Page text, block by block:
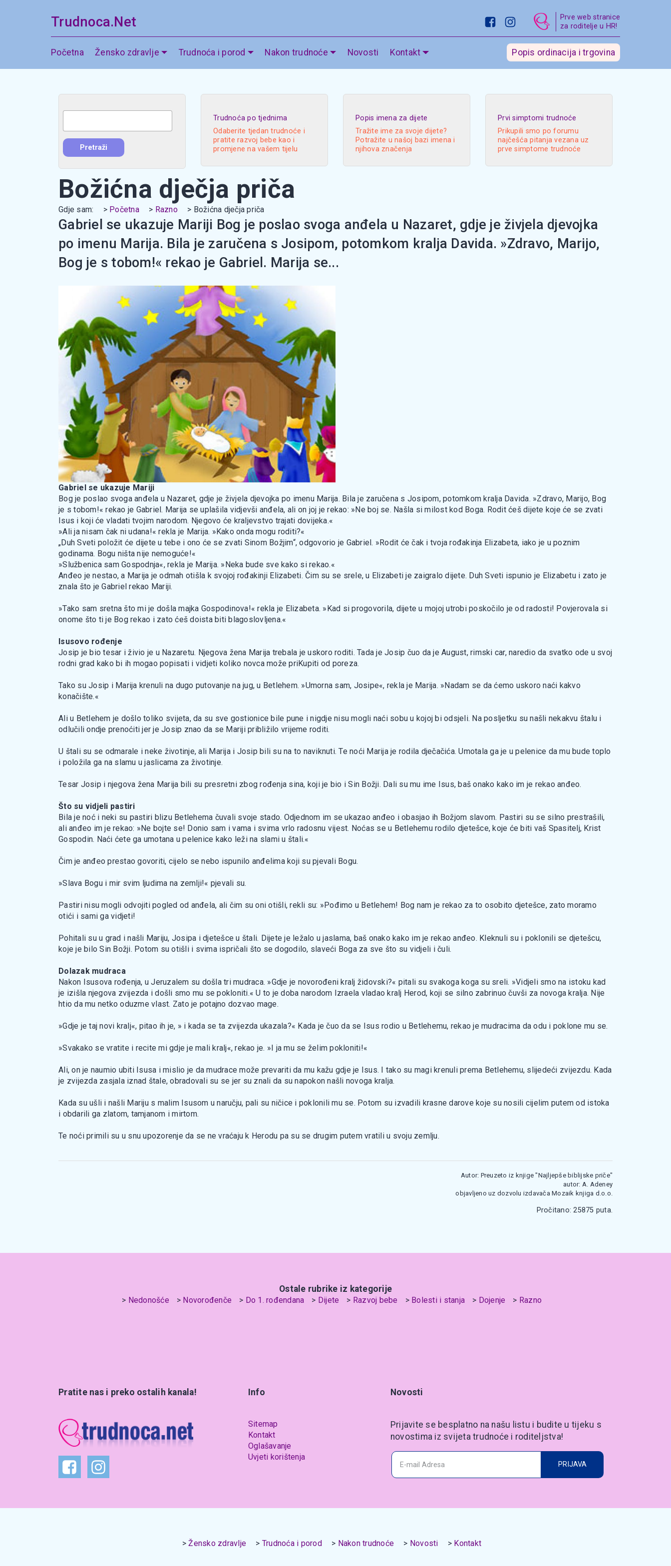
Trudnoca.Net
Prve web stranice
za roditelje u HR!
Početna Žensko zdravlje Trudnoća i porod Nakon trudnoće Novosti Kontakt Popis ordinacija i trgovina
Trudnoća po tjednima
Odaberite tjedan trudnoće i
pratite razvoj bebe kao i
promjene na vašem tijelu
Popis imena za dijete
Tražite ime za svoje dijete?
Potražite u našoj bazi imena i
njihova značenja
Prvi simptomi trudnoće
Prikupili smo po forumu
najčešća pitanja vezana uz
prve simptome trudnoće
Božićna dječja priča
Gdje sam: Početna Razno Božićna dječja priča
Gabriel se ukazuje Mariji Bog je poslao svoga anđela u Nazaret, gdje je živjela djevojka
po imenu Marija. Bila je zaručena s Josipom, potomkom kralja Davida. »Zdravo, Marijo,
Bog je s tobom!« rekao je Gabriel. Marija se...
Gabriel se ukazuje Mariji
Bog je poslao svoga anđela u Nazaret, gdje je živjela djevojka po imenu Marija. Bila je zaručena s Josipom, potomkom kralja Davida. »Zdravo, Marijo, Bog
je s tobom!« rekao je Gabriel. Marija se uplašila vidjevši anđela, ali on joj je rekao: »Ne boj se. Našla si milost kod Boga. Rodit ćeš dijete koje će se zvati
Isus i koji će vladati tvojim narodom. Njegovo će kraljevstvo trajati dovijeka.«
»Ali ja nisam čak ni udana!« rekla je Marija. »Kako onda mogu roditi?«
„Duh Sveti položit će dijete u tebe i ono će se zvati Sinom Božjim“, odgovorio je Gabriel. »Rodit će čak i tvoja rođakinja Elizabeta, iako je u poznim
godinama. Bogu ništa nije nemoguće!«
»Službenica sam Gospodnja«, rekla je Marija. »Neka bude sve kako si rekao.«
Anđeo je nestao, a Marija je odmah otišla k svojoj rođakinji Elizabeti. Čim su se srele, u Elizabeti je zaigralo dijete. Duh Sveti ispunio je Elizabetu i zato je
znala što je Gabriel rekao Mariji.
»Tako sam sretna što mi je došla majka Gospodinova!« rekla je Elizabeta. »Kad si progovorila, dijete u mojoj utrobi poskočilo je od radosti! Povjerovala si
onome što ti je Bog rekao i zato ćeš doista biti blagoslovljena.«
Isusovo rođenje
Josip je bio tesar i živio je u Nazaretu. Njegova žena Marija trebala je uskoro roditi. Tada je Josip čuo da je August, rimski car, naredio da svatko ode u svoj
rodni grad kako bi ih mogao popisati i vidjeti koliko novca može priKupiti od poreza.
Tako su Josip i Marija krenuli na dugo putovanje na jug, u Betlehem. »Umorna sam, Josipe«, rekla je Marija. »Nadam se da ćemo uskoro naći kakvo
konačište.«
Ali u Betlehem je došlo toliko svijeta, da su sve gostionice bile pune i nigdje nisu mogli naći sobu u kojoj bi odsjeli. Na posljetku su našli nekakvu štalu i
odlučili ondje prenoćiti jer je Josip znao da se Mariji približilo vrijeme roditi.
U štali su se odmarale i neke životinje, ali Marija i Josip bili su na to naviknuti. Te noći Marija je rodila dječačića. Umotala ga je u pelenice da mu bude toplo
i položila ga na slamu u jaslicama za životinje.
Tesar Josip i njegova žena Marija bili su presretni zbog rođenja sina, koji je bio i Sin Božji. Dali su mu ime Isus, baš onako kako im je rekao anđeo.
Što su vidjeli pastiri
Bila je noć i neki su pastiri blizu Betlehema čuvali svoje stado. Odjednom im se ukazao anđeo i obasjao ih Božjom slavom. Pastiri su se silno prestrašili,
ali anđeo im je rekao: »Ne bojte se! Donio sam i vama i svima vrlo radosnu vijest. Noćas se u Betlehemu rodilo djetešce, koje će biti vaš Spasitelj, Krist
Gospodin. Naći ćete ga umotana u pelenice kako leži na slami u štali.«
Čim je anđeo prestao govoriti, cijelo se nebo ispunilo anđelima koji su pjevali Bogu.
»Slava Bogu i mir svim ljudima na zemlji!« pjevali su.
Pastiri nisu mogli odvojiti pogled od anđela, ali čim su oni otišli, rekli su: »Pođimo u Betlehem! Bog nam je rekao za to osobito djetešce, zato moramo
otići i sami ga vidjeti!
Pohitali su u grad i našli Mariju, Josipa i djetešce u štali. Dijete je ležalo u jaslama, baš onako kako im je rekao anđeo. Kleknuli su i poklonili se djetešcu,
koje je bilo Sin Božji. Potom su otišli i svima ispričali što se dogodilo, slaveći Boga za sve što su vidjeli i čuli.
Dolazak mudraca
Nakon Isusova rođenja, u Jeruzalem su došla tri mudraca. »Gdje je novorođeni kralj židovski?« pitali su svakoga koga su sreli. »Vidjeli smo na istoku kad
je izišla njegova zvijezda i došli smo mu se pokloniti.« U to je doba narodom Izraela vladao kralj Herod, koji se silno zabrinuo čuvši za novoga kralja. Nije
htio da mu netko oduzme vlast. Zato je potajno dozvao mage.
»Gdje je taj novi kralj«, pitao ih je, » i kada se ta zvijezda ukazala?« Kada je čuo da se Isus rodio u Betlehemu, rekao je mudracima da odu i poklone mu se.
»Svakako se vratite i recite mi gdje je mali kralj«, rekao je. »I ja mu se želim pokloniti!«
Ali, on je naumio ubiti Isusa i mislio je da mudrace može prevariti da mu kažu gdje je Isus. I tako su magi krenuli prema Betlehemu, slijedeći zvijezdu. Kada
je zvijezda zasjala iznad štale, obradovali su se jer su znali da su napokon našli novoga kralja.
Kada su ušli i našli Mariju s malim Isusom u naručju, pali su ničice i poklonili mu se. Potom su izvadili krasne darove koje su nosili cijelim putem od istoka
i obdarili ga zlatom, tamjanom i mirtom.
Te noći primili su u snu upozorenje da se ne vraćaju k Herodu pa su se drugim putem vratili u svoju zemlju.
Autor: Preuzeto iz knjige "Najljepše biblijske priče"
autor: A. Adeney
objavljeno uz dozvolu izdavača Mozaik knjiga d.o.o.
Pročitano: 25875 puta.
Ostale rubrike iz kategorije
Nedonošće Novorođenče Do 1. rođendana Dijete Razvoj bebe Bolesti i stanja Dojenje Razno
Pratite nas i preko ostalih kanala! Info
Sitemap
Kontakt
Oglašavanje
Uvjeti korištenja
Novosti
Prijavite se besplatno na našu listu i budite u tijeku s
novostima iz svijeta trudnoće i roditeljstva!
PRIJAVA
Žensko zdravlje Trudnoća i porod Nakon trudnoće Novosti Kontakt